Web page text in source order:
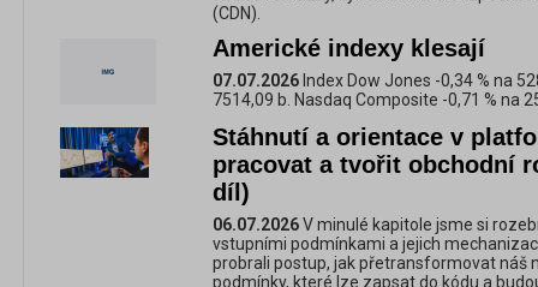
(CDN).
Americké indexy klesají
07.07.2026 Index Dow Jones -0,34 % na
7514,09 b. Nasdaq Composite -0,71 % na
Stáhnutí a orientace v
pracovat a tvořit obchodní
díl)
06.07.2026V minulé kapitole jsme si
vstupními podmínkami a jejich
probrali postup, jak přetransformovat náš
podmínky, které lze zapsat do kódu a